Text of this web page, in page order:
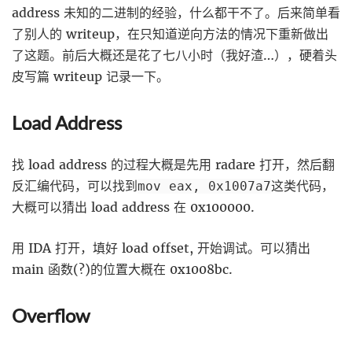
address 未知的二进制的经验，什么都干不了。后来简单看
了别人的 writeup，在只知道逆向方法的情况下重新做出
了这题。前后大概还是花了七八小时（我好渣…），硬着头
皮写篇 writeup 记录一下。
Load Address
找 load address 的过程大概是先用 radare 打开，然后翻
反汇编代码，可以找到mov eax, 0x1007a7这类代码，
大概可以猜出 load address 在 0x100000.
用 IDA 打开，填好 load offset, 开始调试。可以猜出
main 函数(?)的位置大概在 0x1008bc.
Overflow